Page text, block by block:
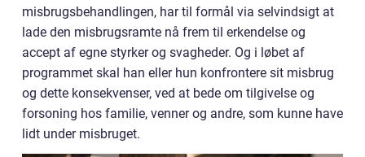
misbrugsbehandlingen, har til formål via selvindsigt at
lade den misbrugsramte nå frem til erkendelse og
accept af egne styrker og svagheder. Og i løbet af
programmet skal han eller hun konfrontere sit misbrug
og dette konsekvenser, ved at bede om tilgivelse og
forsoning hos familie, venner og andre, som kunne have
lidt under misbruget.